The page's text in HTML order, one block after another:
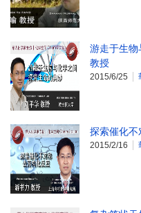
游走于生
教授
2015/6/25
探索催化
2015/2/16